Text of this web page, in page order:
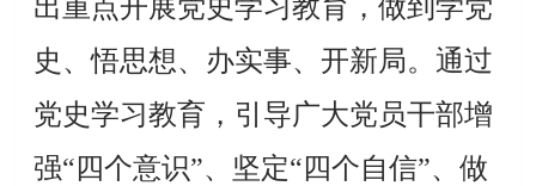
出重点开展党史学习教育，做到学党
史、悟思想、办实事、开新局。通过
党史学习教育，引导广大党员干部增
强“四个意识”、坚定“四个自信”、做